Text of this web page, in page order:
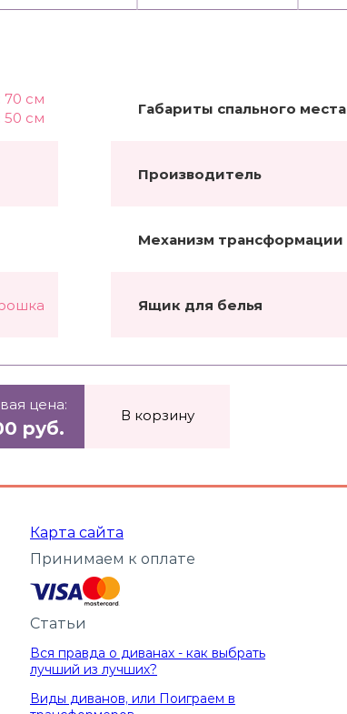
см
50 см
Габариты спального места
Производитель
Механизм трансформации
Ящик для белья
цена:
руб.
В корзину
Карта сайта
Принимаем к оплате
Статьи
Вся правда о диванах - как выбрать
лучший из лучших?
Виды диванов, или Поиграем в